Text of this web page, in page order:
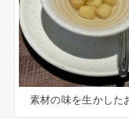
素材の味を生かした